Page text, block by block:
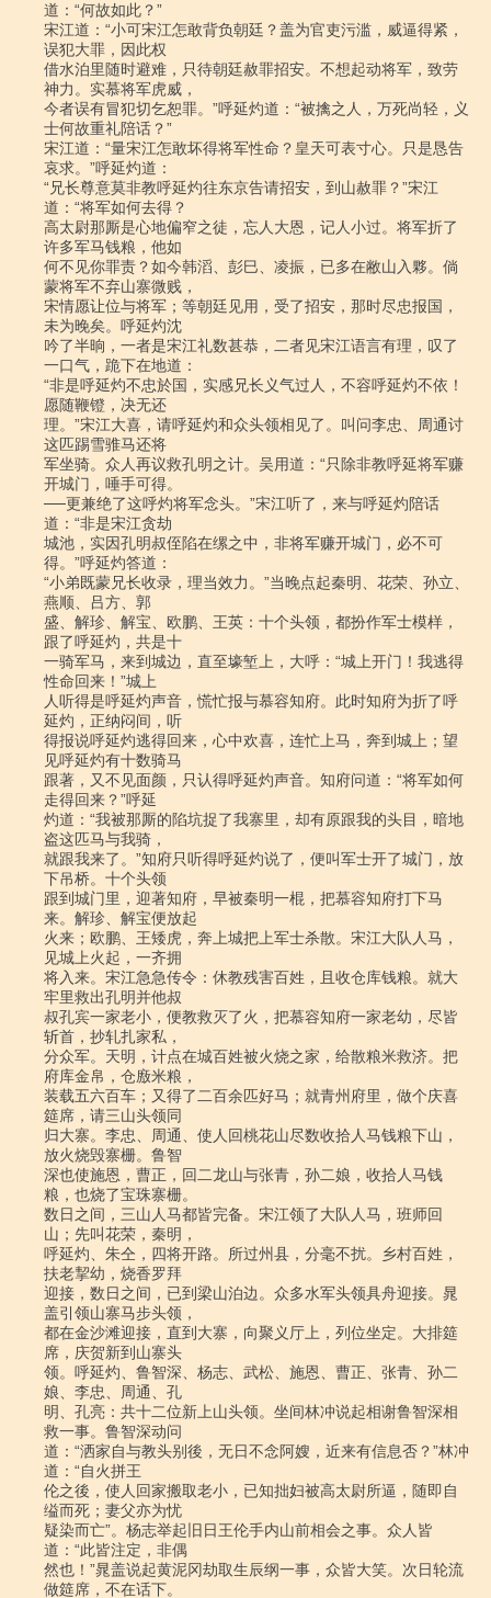
道：“何故如此？”
宋江道：“小可宋江怎敢背负朝廷？盖为官吏污滥，威逼得紧，
误犯大罪，因此权
借水泊里随时避难，只待朝廷赦罪招安。不想起动将军，致劳
神力。实慕将军虎威，
今者误有冒犯切乞恕罪。”呼延灼道：“被擒之人，万死尚轻，义
士何故重礼陪话？”
宋江道：“量宋江怎敢坏得将军性命？皇天可表寸心。只是恳告
哀求。”呼延灼道：
“兄长尊意莫非教呼延灼往东京告请招安，到山赦罪？”宋江
道：“将军如何去得？
高太尉那厮是心地偏窄之徒，忘人大恩，记人小过。将军折了
许多军马钱粮，他如
何不见你罪责？如今韩滔、彭巳、凌振，已多在敝山入夥。倘
蒙将军不弃山寨微贱，
宋情愿让位与将军；等朝廷见用，受了招安，那时尽忠报国，
未为晚矣。呼延灼沈
吟了半晌，一者是宋江礼数甚恭，二者见宋江语言有理，叹了
一口气，跪下在地道：
“非是呼延灼不忠於国，实感兄长义气过人，不容呼延灼不依！
愿随鞭镫，决无还
理。”宋江大喜，请呼延灼和众头领相见了。叫问李忠、周通讨
这匹踢雪骓马还将
军坐骑。众人再议救孔明之计。吴用道：“只除非教呼延将军赚
开城门，唾手可得。
──更兼绝了这呼灼将军念头。”宋江听了，来与呼延灼陪话
道：“非是宋江贪劫
城池，实因孔明叔侄陷在缧之中，非将军赚开城门，必不可
得。”呼延灼答道：
“小弟既蒙兄长收录，理当效力。”当晚点起秦明、花荣、孙立、
燕顺、吕方、郭
盛、解珍、解宝、欧鹏、王英：十个头领，都扮作军士模样，
跟了呼延灼，共是十
一骑军马，来到城边，直至壕堑上，大呼：“城上开门！我逃得
性命回来！”城上
人听得是呼延灼声音，慌忙报与慕容知府。此时知府为折了呼
延灼，正纳闷间，听
得报说呼延灼逃得回来，心中欢喜，连忙上马，奔到城上；望
见呼延灼有十数骑马
跟著，又不见面颜，只认得呼延灼声音。知府问道：“将军如何
走得回来？”呼延
灼道：“我被那厮的陷坑捉了我寨里，却有原跟我的头目，暗地
盗这匹马与我骑，
就跟我来了。”知府只听得呼延灼说了，便叫军士开了城门，放
下吊桥。十个头领
跟到城门里，迎著知府，早被秦明一棍，把慕容知府打下马
来。解珍、解宝便放起
火来；欧鹏、王矮虎，奔上城把上军士杀散。宋江大队人马，
见城上火起，一齐拥
将入来。宋江急急传令：休教残害百姓，且收仓库钱粮。就大
牢里救出孔明并他叔
叔孔宾一家老小，便教救灭了火，把慕容知府一家老幼，尽皆
斩首，抄轧扎家私，
分众军。天明，计点在城百姓被火烧之家，给散粮米救济。把
府库金帛，仓廒米粮，
装载五六百车；又得了二百余匹好马；就青州府里，做个庆喜
筵席，请三山头领同
归大寨。李忠、周通、使人回桃花山尽数收拾人马钱粮下山，
放火烧毁寨栅。鲁智
深也使施恩，曹正，回二龙山与张青，孙二娘，收拾人马钱
粮，也烧了宝珠寨栅。
数日之间，三山人马都皆完备。宋江领了大队人马，班师回
山；先叫花荣，秦明，
呼延灼、朱仝，四将开路。所过州县，分毫不扰。乡村百姓，
扶老挈幼，烧香罗拜
迎接，数日之间，已到梁山泊边。众多水军头领具舟迎接。晁
盖引领山寨马步头领，
都在金沙滩迎接，直到大寨，向聚义厅上，列位坐定。大排筵
席，庆贺新到山寨头
领。呼延灼、鲁智深、杨志、武松、施恩、曹正、张青、孙二
娘、李忠、周通、孔
明、孔亮：共十二位新上山头领。坐间林冲说起相谢鲁智深相
救一事。鲁智深动问
道：“洒家自与教头别後，无日不念阿嫂，近来有信息否？”林冲
道：“自火拼王
伦之後，使人回家搬取老小，已知拙妇被高太尉所逼，随即自
缢而死；妻父亦为忧
疑染而亡”。杨志举起旧日王伦手内山前相会之事。众人皆
道：“此皆注定，非偶
然也！”晁盖说起黄泥冈劫取生辰纲一事，众皆大笑。次日轮流
做筵席，不在话下。